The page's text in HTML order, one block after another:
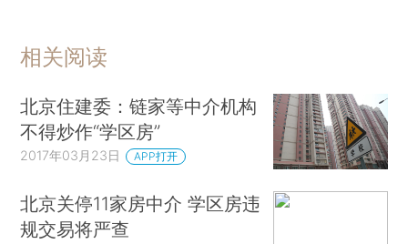
相关阅读
北京住建委：链家等中介机构
不得炒作“学区房”
2017年03月23日 APP打开
北京关停11家房中介 学区房违
规交易将严查